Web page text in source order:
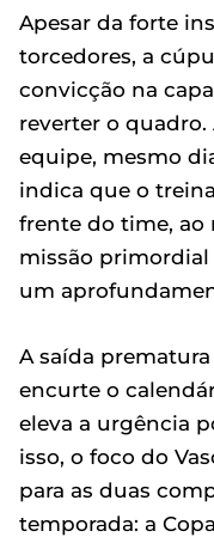
Apesar da forte
torcedores, a
convicção na
reverter o quadro.
equipe, mesmo
indica que o
frente do time, ao
missão primordial
um
A saída
encurte o
eleva a urgência
isso, o foco do
para as duas
temporada: a